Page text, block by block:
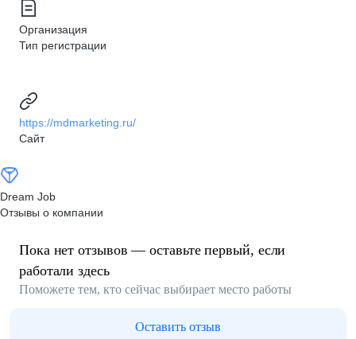
Организация
Тип регистрации
https://mdmarketing.ru/
Сайт
Dream Job
Отзывы о компании
Пока нет отзывов — оставьте первый, если
работали здесь
Поможете тем, кто сейчас выбирает место работы
Оставить отзыв